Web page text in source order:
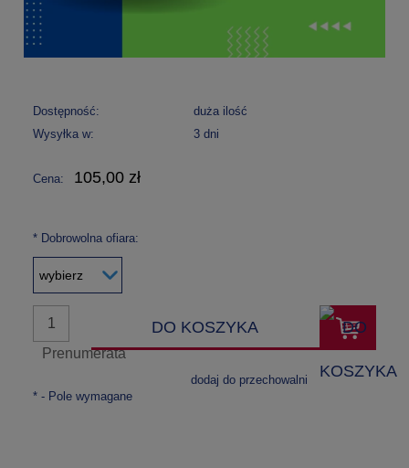
Dostępność:
duża ilość
Wysyłka w:
3 dni
Cena: 105,00 zł
* Dobrowolna ofiara:
Prenumerata
DO KOSZYKA
dodaj do przechowalni
* - Pole wymagane